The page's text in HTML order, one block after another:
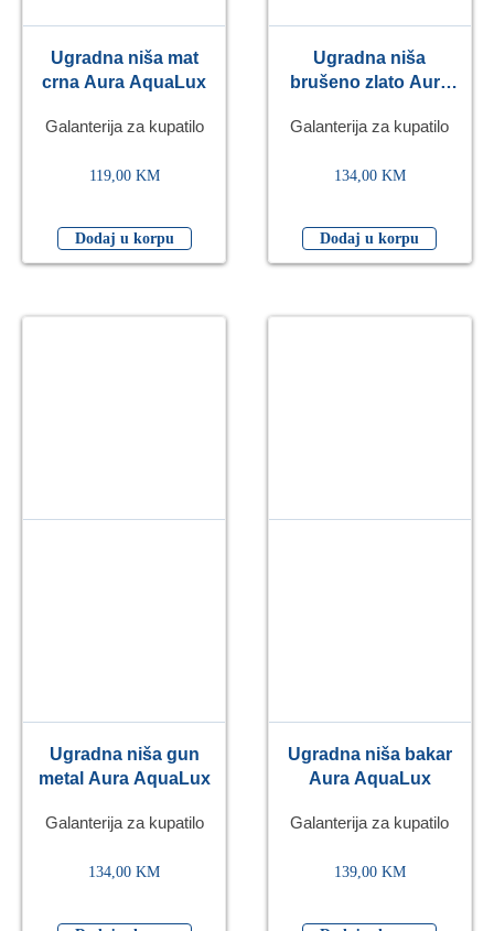
Ugradna niša mat
crna Aura AquaLux
Galanterija za kupatilo
119,00 KM
Dodaj u korpu
Ugradna niša
brušeno zlato Aura
Galanterija za kupatilo
134,00 KM
Dodaj u korpu
Ugradna niša gun
metal Aura AquaLux
Galanterija za kupatilo
134,00KM
Ugradna niša bakar
Aura AquaLux
Galanterija za kupatilo
139,00 KM